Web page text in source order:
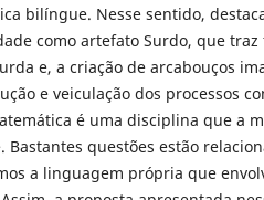
bilíngue. Nesse sentido,
como artefato Surdo, que
e, a criação de arcabouços
e veiculação dos processos
é uma disciplina que a
questões estão
a linguagem própria que